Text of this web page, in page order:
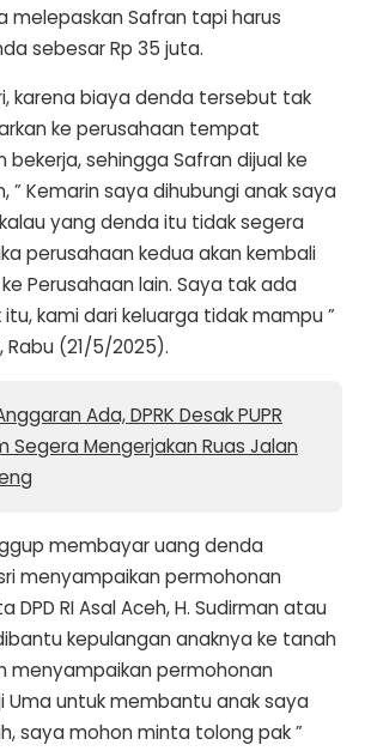
melepaskan Safran tapi harus
sebesar Rp 35 juta.
karena biaya denda tersebut tak
ke perusahaan tempat
sehingga Safran dijual ke
” Kemarin saya dihubungi anak saya
yang denda itu tidak segera
perusahaan kedua akan kembali
Perusahaan lain. Saya tak ada
kami dari keluarga tidak mampu ”
Rabu (21/5/2025).
Ada, DPRK Desak PUPR
Segera Mengerjakan Ruas Jalan
membayar uang denda
menyampaikan permohonan
RI Asal Aceh, H. Sudirman atau
kepulangan anaknya ke tanah
menyampaikan permohonan
Uma untuk membantu anak saya
saya mohon minta tolong pak ”